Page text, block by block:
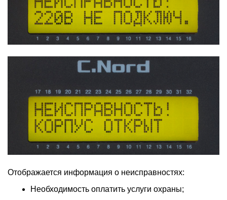
Отображается информация о неисправностях:
Необходимость оплатить услуги охраны;